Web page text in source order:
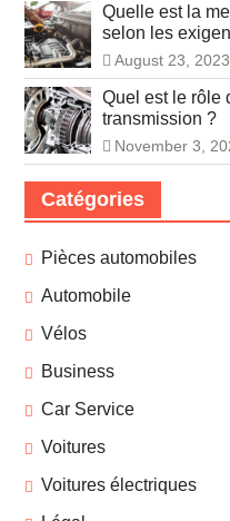
Quelle est la
selon les
August 23, 2023
Quel est le rôle
transmission ?
November 3,
Catégories
Pièces automobiles
Automobile
Vélos
Business
Car Service
Voitures
Voitures électriques